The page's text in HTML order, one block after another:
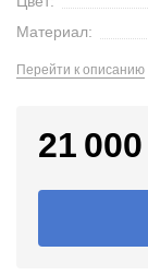
Материал:
Перейти к описанию
21 000